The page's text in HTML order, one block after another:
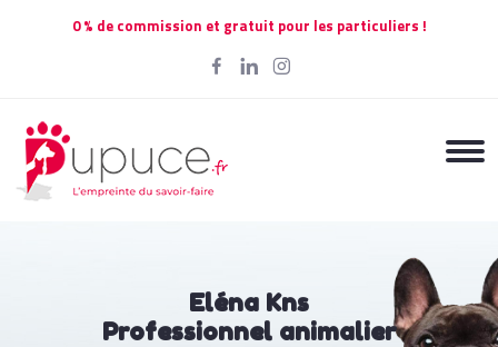
0 % de commission et gratuit pour les particuliers !
Eléna Kns
Professionnel animalier